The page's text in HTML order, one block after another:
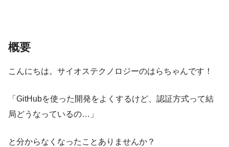
概要
こんにちは。サイオステクノロジーのはらちゃんです！
「GitHubを使った開発をよくするけど、認証方式って結
局どうなっているの…」
と分からなくなったことありませんか？